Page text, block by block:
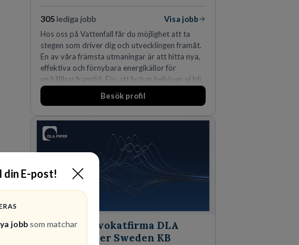
din E-post!
jobb som matchar
305lediga jobb
Visa jobb
Hos oss på Vattenfall får du möjlighet att ta
stegen som driver dig och utvecklingen framåt.
En av våra främsta utmaningar är att hitta nya,
effektiva och förnybara energikällor för
en hållbar framtid. För att lyckas behöver vi bli
fler medarbetare som vill göra skillnad.
Besök profil
Advokatfirma DLA
Piper Sweden KB